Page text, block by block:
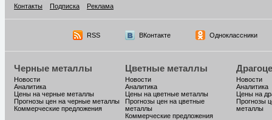
Контакты
Подписка Реклама
RSS ВКонтакте Одноклассники
Черные металлы
Новости
Аналитика
Цены на черные металлы
Прогнозы цен на черные металлы
Коммерческие предложения
Цветные металлы
Новости
Аналитика
Цены на цветные металлы
Прогнозы цен на цветные
металлы
Коммерческие предложения
Новости
Аналитика
Цены на
Прогнозы
металлы